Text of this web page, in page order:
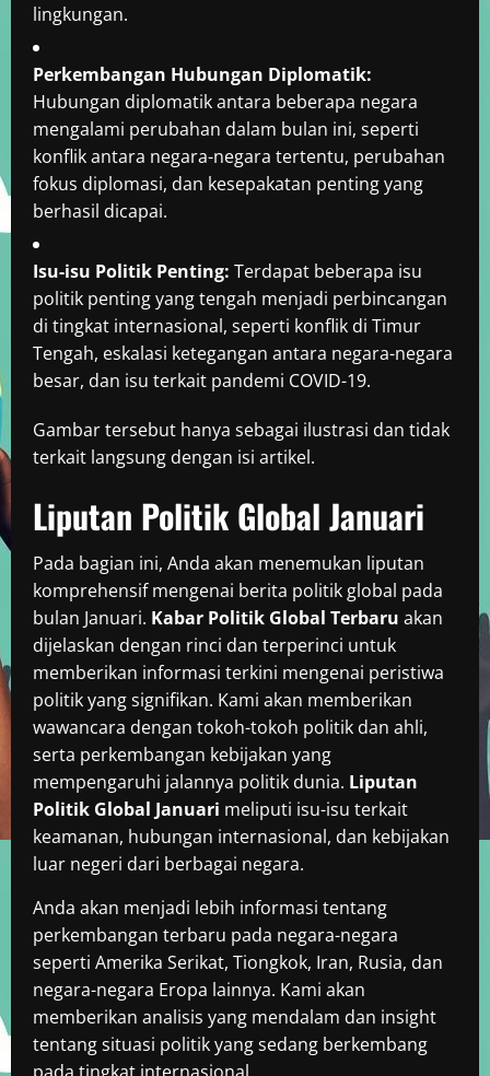
lingkungan.
Perkembangan Hubungan Diplomatik:
Hubungan diplomatik antara beberapa negara
mengalami perubahan dalam bulan ini, seperti
konflik antara negara-negara tertentu, perubahan
fokus diplomasi, dan kesepakatan penting yang
berhasil dicapai.
Isu-isu Politik Penting: Terdapat beberapa isu
politik penting yang tengah menjadi perbincangan
di tingkat internasional, seperti konflik di Timur
Tengah, eskalasi ketegangan antara negara-negara
besar, dan isu terkait pandemi COVID-19.
Gambar tersebut hanya sebagai ilustrasi dan tidak
terkait langsung dengan isi artikel.
Liputan Politik Global Januari
Pada bagian ini, Anda akan menemukan liputan
komprehensif mengenai berita politik global pada
bulan Januari. Kabar Politik Global Terbaru akan
dijelaskan dengan rinci dan terperinci untuk
memberikan informasi terkini mengenai peristiwa
politik yang signifikan. Kami akan memberikan
wawancara dengan tokoh-tokoh politik dan ahli,
serta perkembangan kebijakan yang
mempengaruhi jalannya politik dunia. Liputan
Politik Global Januari meliputi isu-isu terkait
keamanan, hubungan internasional, dan kebijakan
luar negeri dari berbagai negara.
Anda akan menjadi lebih informasi tentang
perkembangan terbaru pada negara-negara
seperti Amerika Serikat, Tiongkok, Iran, Rusia, dan
negara-negara Eropa lainnya. Kami akan
memberikan analisis yang mendalam dan insight
tentang situasi politik yang sedang berkembang